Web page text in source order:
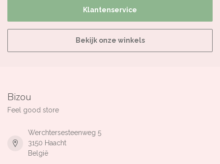
Klantenservice
Bekijk onze winkels
Bizou
Feel good store
Werchtersesteenweg 5
3150 Haacht
België